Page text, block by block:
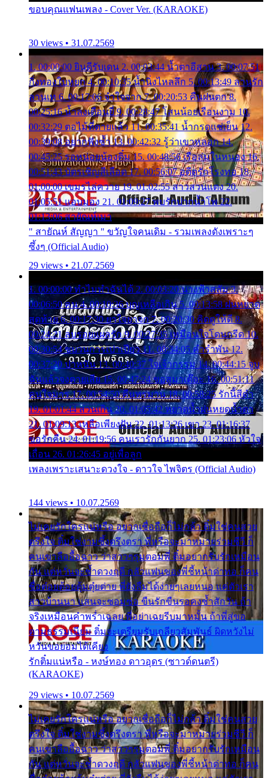
ขอบคุณแฟนเพลง - Cover Ver. (KARAOKE)
30 views • 31.07.2569
1. 00:00:00 ยินดีรับเดน 2. 00:03:44 น้ำตาอีสาน 3. 00:07:51
กิ่งทองใบหยก 4. 00:10:35 น้ำนิ่งไหลลึก 5. 00:13:49 ลานรัก
ลานเท 6. 00:17:06 จำใจจาก 7. 00:20:53 คืนฝนตก 8.
00:25:16 น้ำลงเดือนยี่ 9. 00:28:47 โสนน้อยเรือนงาม 10.
00:32:29 ตอไม้ที่ตายแล้ว 11. 00:35:41 น้ำกรดแช่เย็น 12.
00:39:08 อยากฟังซ้ำ 13. 00:42:32 รู้ว่าเขาหลอก 14.
00:45:25 รอหน่อยน้องติ๋ม 15. 00:48:56 เรือล่มในหนอง 16.
00:51:43 บัตรเชิญสีเลือด 17. 00:56:07 อดีตรักโรงทอ 18.
01:00:00 เขมรไล่ควาย 19. 01:02:55 สาวสวนแตง 20.
01:05:51 แอบมอง 21. 01:09:27 พบรักปากน้ำโพ 22.
01:13:06 สายัณห์เมา
" สายัณห์ สัญญา " ขวัญใจคนเดิม - รวมเพลงดังเพราะๆ
ซึ้งๆ (Official Audio)
29 views • 21.07.2569
1. 00:00:00 ทำไมทำฉันได้ 2. 00:03:20 นางฟ้าสลัม 3.
00:06:50 คน 4. 00:10:36 บุญเหลือเกิน 5. 00:13:58 ฝนหยาด
สุดท้าย 6. 00:17:30 ยาใจยาจก 7. 00:20:30 คิดดูให้ดี 8.
00:24:21 ลบรอยแผลรัก 9. 00:27:35 เหมือนใจโดนกรีด 10.
00:30:54 ขบวนการเปาเปียว 11. 00:34:05 คำรำพัน 12.
00:37:20 ปาหนัน 13. 00:40:37 ใจเจ้ากรรม 14. 00:44:15 จูบ
ฉันแล้วจงตายเสีย 15. 00:47:24 ขอสูมาเต๊อะ 16. 00:51:11
คนใจมาร 17. 00:54:50 คืนทรมาน 18. 00:58:25 รักนี้สีดำ
19. 01:01:44 ส่วนเกิน 20. 01:05:42 หยาดน้ำฝนหยดน้ำตา
21. 01:09:13 เหลือเพียงฝัน 22. 01:13:26 เขา 23. 01:16:37
ขอรักคืน 24. 01:19:56 คนเรารักกันยาก 25. 01:23:06 หัวใจ
เถื่อน 26. 01:26:45 อยู่เพื่อลูก
เพลงเพราะเสนาะดวงใจ - ดาวใจ ไพจิตร (Official Audio)
144 views • 10.07.2569
ไม่เคยรักใครแน่หรือ อยากเชื่อถือก็ไม่กล้า ติ๋มใช่คนสวย
ตรึงใจ ติ๋มใช่งามซึ้งตรึงตรา พี่หรือจะมาหมายร่วมชีวี ก็
คนเขาลืออื้อฉาว ว่าสาวๆรุมตอมพี่ ติ๋มอยากรับรักเหมือน
กัน แต่หวั่นจะช้ำดวงฤดี กลัวแฟนของพี่ชี้หน้าด่าทอ ก็คน
ชื่อต๋อยต้อยตุ้มตุ๋ยต่าย พี่ยังลืมได้ง่ายๆเลยหนอ แค่ตัวเรา
สาวบ้านนา แสนจะซอมซ่อ ขืนรักขืนรอคงช้ำสักวัน ถ้า
จริงเหมือนคำพร่ำเฉลย พี่อย่าเฉยรีบมาหมั้น ถ้าพี่สู่ขอ
ตามธรรมเนียม ติ๋มจะเตรียมรับเกลียวสัมพันธ์ ผิดหวังไม่
หวั่นขอยอมได้เคียง
รักติ๋มแน่หรือ - หงษ์ทอง ดาวอุดร (ซาวด์ดนตรี)
(KARAOKE)
29 views • 10.07.2569
ไม่เคยรักใครแน่หรือ อยากเชื่อถือก็ไม่กล้า ติ๋มใช่คนสวย
ตรึงใจ ติ๋มใช่งามซึ้งตรึงตรา พี่หรือจะมาหมายร่วมชีวี ก็
คนเขาลืออื้อฉาว ว่าสาวๆรุมตอมพี่ ติ๋มอยากรับรักเหมือน
กัน แต่หวั่นจะช้ำดวงฤดี กลัวแฟนของพี่ชี้หน้าด่าทอ ก็คน